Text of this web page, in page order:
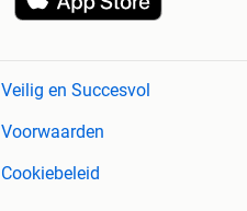
Veilig en Succesvol
Voorwaarden
Cookiebeleid